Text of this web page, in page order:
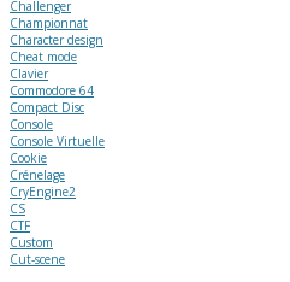
Challenger
Championnat
Character design
Cheat mode
Clavier
Commodore 64
Compact Disc
Console
Console Virtuelle
Cookie
Crénelage
CryEngine2
CS
CTF
Custom
Cut-scene